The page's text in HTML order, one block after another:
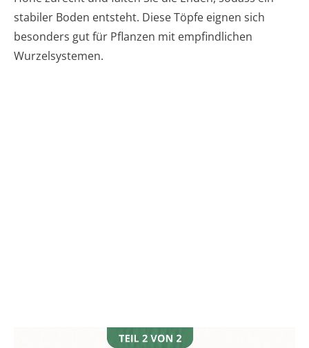
stabiler Boden entsteht. Diese Töpfe eignen sich
besonders gut für Pflanzen mit empfindlichen
Wurzelsystemen.